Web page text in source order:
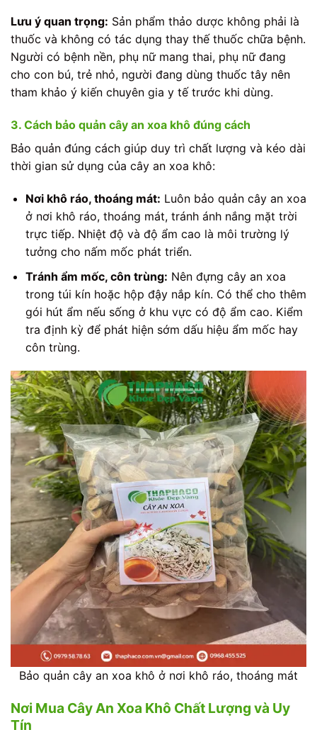
Lưu ý quan trọng: Sản phẩm thảo dược không phải là
thuốc và không có tác dụng thay thế thuốc chữa bệnh.
Người có bệnh nền, phụ nữ mang thai, phụ nữ đang
cho con bú, trẻ nhỏ, người đang dùng thuốc tây nên
tham khảo ý kiến chuyên gia y tế trước khi dùng.
3. Cách bảo quản cây an xoa khô đúng cách
Bảo quản đúng cách giúp duy trì chất lượng và kéo dài
thời gian sử dụng của cây an xoa khô:
Nơi khô ráo, thoáng mát: Luôn bảo quản cây an xoa
ở nơi khô ráo, thoáng mát, tránh ánh nắng mặt trời
trực tiếp. Nhiệt độ và độ ẩm cao là môi trường lý
tưởng cho nấm mốc phát triển.
Tránh ẩm mốc, côn trùng: Nên đựng cây an xoa
trong túi kín hoặc hộp đậy nắp kín. Có thể cho thêm
gói hút ẩm nếu sống ở khu vực có độ ẩm cao. Kiểm
tra định kỳ để phát hiện sớm dấu hiệu ẩm mốc hay
côn trùng.
Bảo quản cây an xoa khô ở nơi khô ráo, thoáng mát
Nơi Mua Cây An Xoa Khô Chất Lượng và Uy
Tín